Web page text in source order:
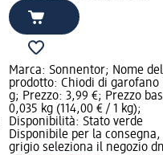
Marca: Sonnentor; Nome del
prodotto: Chiodi di garofano
g; Prezzo: 3,99 €; Prezzo
0,035 kg (114,00 € / 1 kg);
Disponibilità: Stato verde
Disponibile per la consegna,
grigio seleziona il negozio